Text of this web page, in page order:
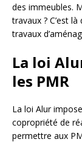
des immeubles.
travaux ? C’est
travaux
La loi
les PMR
La loi Alur
copropriété de
permettre aux